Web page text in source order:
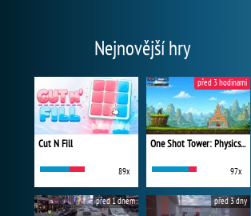
Nejnovější hry
Cut N Fill
89x
One Shot Tower: Physics Destroyer
97x
před 3 hodinami
před 1 dnem před 3 dny